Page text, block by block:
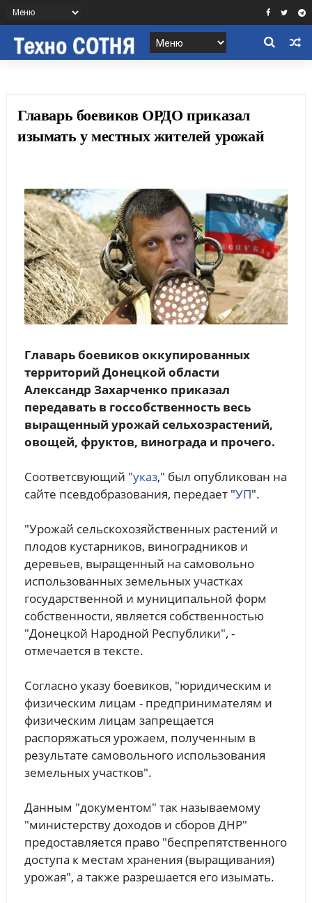
Главарь боевиков ОРДО приказал
изымать у местных жителей урожай
Главарь боевиков оккупированных
территорий Донецкой области
Александр Захарченко приказал
передавать в госсобственность весь
выращенный урожай сельхозрастений,
овощей, фруктов, винограда и прочего.
Соответсвующий "указ," был опубликован на
сайте псевдобразования, передает "УП".
"Урожай сельскохозяйственных растений и
плодов кустарников, виноградников и
деревьев, выращенный на самовольно
использованных земельных участках
государственной и муниципальной форм
собственности, является собственностью
"Донецкой Народной Республики", -
отмечается в тексте.
Согласно указу боевиков, "юридическим и
физическим лицам - предпринимателям и
физическим лицам запрещается
распоряжаться урожаем, полученным в
результате самовольного использования
земельных участков".
Данным "документом" так называемому
"министерству доходов и сборов ДНР"
предоставляется право "беспрепятственного
доступа к местам хранения (выращивания)
урожая", а также разрешается его изымать.